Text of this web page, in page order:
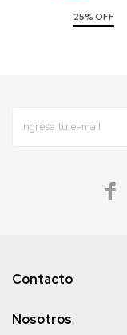
25% OFF

Contacto
Nosotros